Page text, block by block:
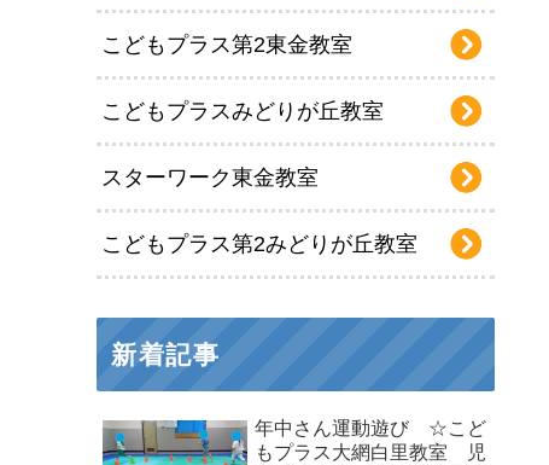
こどもプラス第2東金教室
こどもプラスみどりが丘教室
スターワーク東金教室
こどもプラス第2みどりが丘教室
新着記事
年中さん運動遊び ☆こど
もプラス大網白里教室 児